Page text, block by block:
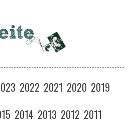
Zum
springen
2022 2021 2020 2019
2014 2013 2012 2011